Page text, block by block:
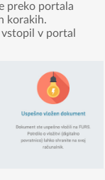
preko portala
korakih.
v portal